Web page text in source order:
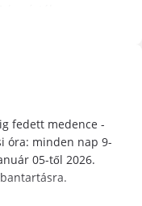
úszómedencét
kerékpárok, hogy
Ré!
van a
05-től 2026.
fedett medence -
óra: minden nap 9-
05-től 2026.